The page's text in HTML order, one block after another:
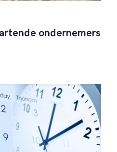
ondernemers